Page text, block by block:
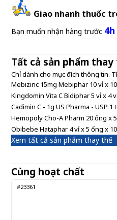
650.000 đ
Giao nhanh thuốc
Bạn muốn nhận hàng trước 4h
Tất cả sản phẩm
Chỉ dành cho mục đích thông tin.
Mebizinc 15mg Mebiphar 10 vỉ x
Kingdomin Vita C Bidiphar 5 vỉ x 4
Cadimin C - 1g US Pharma - USP
Hemopoly Cho-A Pharm 20 ống x
Obibebe Hataphar 4 vỉ x 5 ống x
Xem tất cả sản phẩm thay thế
Cùng hoạt chất
#23361